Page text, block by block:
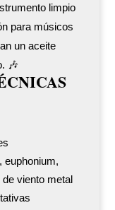
limpio
para músicos
un aceite
🎶
euphonium,
viento metal